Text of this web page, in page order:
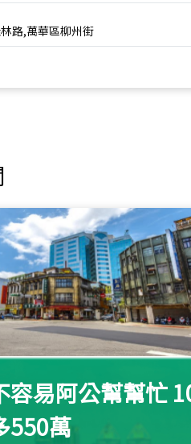
路,萬華區柳州街
容易阿公幫幫忙
550萬